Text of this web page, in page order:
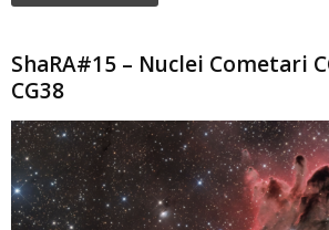
ShaRA#15 – Nuclei Cometari
CG38